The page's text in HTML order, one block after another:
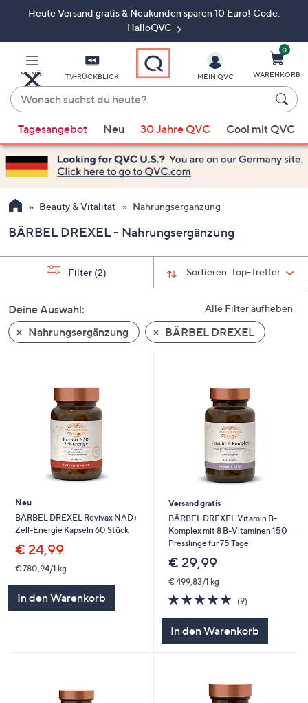
ZumHeute Versand gratis & Neukunden sparen 10 Euro! Code:
HalloQVC
MENÜ TV-RÜCKBLICK
Wonach
suchst
du
heute?
Vorschläge
verfügbar
sind,
verwenden
Sie
Pfeiltasten
nach
und
nach
unten
oder
Geräten
um
diese
anzuzeigen.
MEIN QVC
0
WARENKORB
Tagesangebot Neu 30 Jahre QVC Cool mit QVC
Beauty & Vitalität Nahrungsergänzung
BÄRBEL DREXEL - Nahrungsergänzung
Sortieren:Top-Treffer
Filter (2)
Alle Filter aufheben
Deine Auswahl:
Nahrungsergänzung
BÄRBEL DREXEL
Neu
BÄRBEL DREXEL Revivax NAD+
Zell-Energie Kapseln 60 Stück
€ 24,99
€ 780,94/1 kg
In den Warenkorb
Versand gratis
BÄRBEL DREXEL Vitamin B-
Komplex mit 8 B-Vitaminen 150
Presslinge für 75 Tage
€ 29,99
€ 499,83/1 kg
4.7
von
(9)9
In den Warenkorb